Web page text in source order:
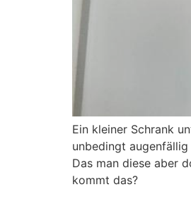
Ein kleiner Schrank
unbedingt
Das man diese aber
kommt das?